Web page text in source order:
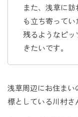
また、浅草に
も立ち寄って
残るようなピ
きたいです。
浅草周辺にお住まい
標としている川村さ